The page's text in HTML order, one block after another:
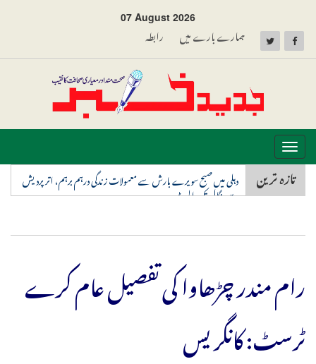
07 August 2026
ہمارے بارے میں رابطہ
Toggle
navigation
تازہ ترین دہلی میں صبح سویرے بارش سے معمولات زندگی درہم برہم، اترپردیش
سے بنگال تک الرٹ
رام مندر چڑھاوا کی تفصیل عام کرے
ٹرسٹ: کانگریس